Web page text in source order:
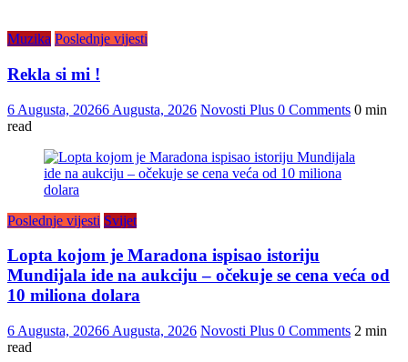
Muzika Poslednje vijesti
Rekla si mi !
6 Augusta, 20266 Augusta, 2026 Novosti Plus 0 Comments 0 min
read
Poslednje vijesti Svijet
Lopta kojom je Maradona ispisao istoriju
Mundijala ide na aukciju – očekuje se cena veća od
10 miliona dolara
6 Augusta, 20266 Augusta, 2026 Novosti Plus 0 Comments 2 min
read